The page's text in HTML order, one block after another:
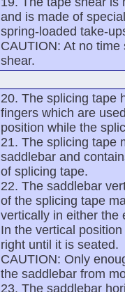
and is made of
spring-loaded take-
CAUTION: At no
shear.
20. The splicing tape
fingers which are
position while the
21. The splicing tape
saddlebar and
of splicing tape.
22. The saddlebar
of the splicing tape
vertically in either the
In the vertical
right until it is seated.
CAUTION: Only
the saddlebar from
23. The saddlebar